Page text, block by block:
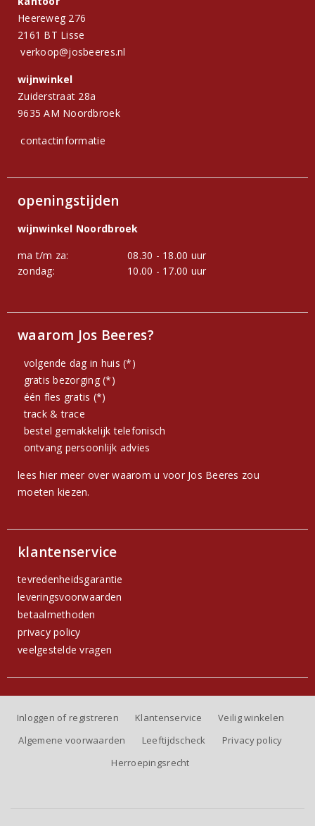
Heereweg 276
2161 BT Lisse
verkoop@josbeeres.nl
wijnwinkel
Zuiderstraat 28a
9635 AM Noordbroek
contactinformatie
openingstijden
wijnwinkel Noordbroek
ma t/m za:
08.30 - 18.00 uur
zondag:
10.00 - 17.00 uur
waarom Jos Beeres?
volgende dag in huis (*)
gratis bezorging (*)
één fles gratis (*)
track & trace
bestel gemakkelijk telefonisch
ontvang persoonlijk advies
lees hier meer over waarom u voor Jos Beeres zou
moeten kiezen.
klantenservice
tevredenheidsgarantie
leveringsvoorwaarden
betaalmethoden
privacy policy
veelgestelde vragen
Inloggen of registreren Klantenservice
Veilig winkelen
Algemene voorwaarden
Leeftijdscheck
Privacy policy
Herroepingsrecht